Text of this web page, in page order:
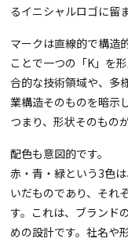
るイニシャルロゴに留
マークは直線的で構造
ことで一つの「K」を
合的な技術領域や、多
業構造そのものを暗示
つまり、形状そのもの
配色も意図的です。
赤・青・緑という3色
いだものであり、それ
す。これは、ブランド
めの設計です。社名や